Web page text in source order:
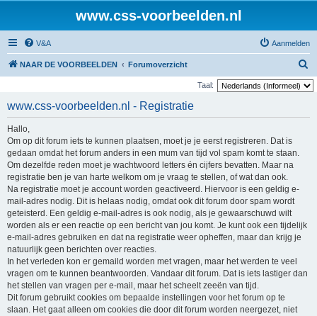
www.css-voorbeelden.nl
V&A Aanmelden
NAAR DE VOORBEELDEN Forumoverzicht
o
Taal:
www.css-voorbeelden.nl - Registratie
Hallo,
Om op dit forum iets te kunnen plaatsen, moet je je eerst registreren. Dat is
gedaan omdat het forum anders in een mum van tijd vol spam komt te staan.
Om dezelfde reden moet je wachtwoord letters én cijfers bevatten. Maar na
registratie ben je van harte welkom om je vraag te stellen, of wat dan ook.
Na registratie moet je account worden geactiveerd. Hiervoor is een geldig e-
mail-adres nodig. Dit is helaas nodig, omdat ook dit forum door spam wordt
geteisterd. Een geldig e-mail-adres is ook nodig, als je gewaarschuwd wilt
worden als er een reactie op een bericht van jou komt. Je kunt ook een tijdelijk
e-mail-adres gebruiken en dat na registratie weer opheffen, maar dan krijg je
natuurlijk geen berichten over reacties.
In het verleden kon er gemaild worden met vragen, maar het werden te veel
vragen om te kunnen beantwoorden. Vandaar dit forum. Dat is iets lastiger dan
het stellen van vragen per e-mail, maar het scheelt zeeën van tijd.
Dit forum gebruikt cookies om bepaalde instellingen voor het forum op te
slaan. Het gaat alleen om cookies die door dit forum worden neergezet, niet